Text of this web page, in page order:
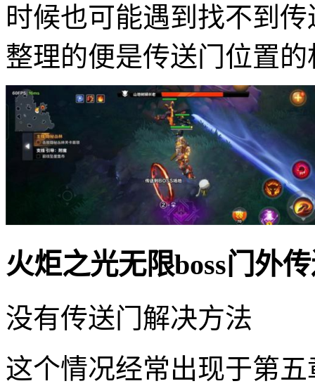
时候也可能遇到找不到
整理的便是传送门位置
火炬之光无限boss门外
没有传送门解决方法
这个情况经常出现于第